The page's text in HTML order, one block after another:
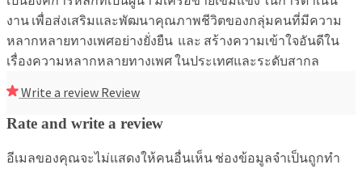
งาน เพื่อส่งเสริมและพัฒนาคุณภาพชีวิตของกลุ่มคนที่มีความ
หลากหลายทางเพศอย่างยั่งยืน และ สร้างความเข้าใจอันดีใน
เรื่องความหลากหลายทางเพศ ในประเทศและระดับสากล
Write a review Review
Rate and write a review
อีเมลของคุณจะไม่แสดงให้คนอื่นเห็น ช่องข้อมูลจำเป็นถูกทำ